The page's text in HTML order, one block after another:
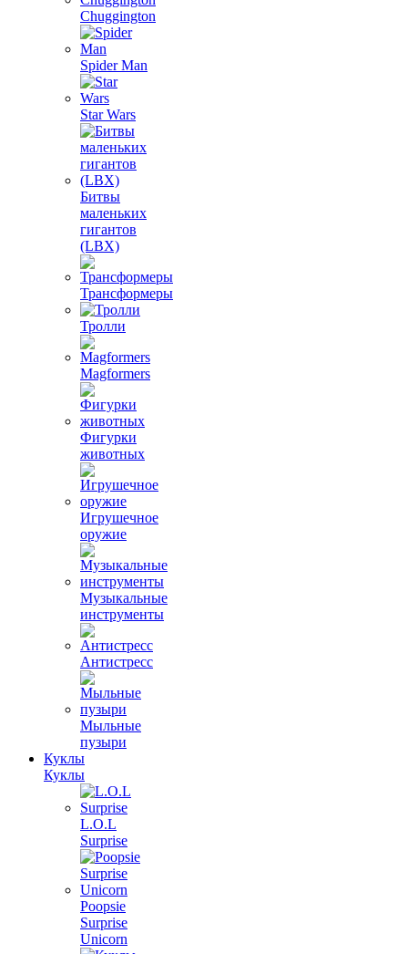
Chuggington
Spider Man
Star Wars
Битвы
маленьких
гигантов
(LBX)
Трансформеры
Тролли
Magformers
Фигурки
животных
Игрушечное
оружие
Музыкальные
инструменты
Антистресс
Мыльные
пузыри
Куклы
Куклы
L.O.L
Surprise
Poopsie
Surprise
Unicorn